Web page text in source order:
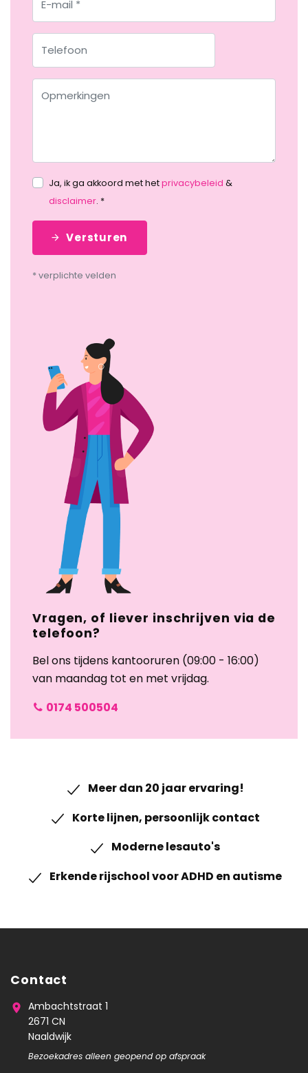
Ja, ik ga akkoord met hetprivacybeleid &
disclaimer. *
Versturen
* verplichte velden
Vragen, of liever inschrijven via de
telefoon?
Bel ons tijdens kantooruren (09:00 - 16:00)
van maandag tot en met vrijdag.
0174 500504
Meer dan 20 jaar ervaring!
Korte lijnen, persoonlijk contact
Moderne lesauto's
Erkende rijschool voor ADHD en autisme
Contact
Ambachtstraat 1
2671 CN
Naaldwijk
Bezoekadres alleen geopend op afspraak